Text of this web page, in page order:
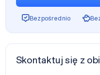
Bezpośrednio
Skontaktuj się z